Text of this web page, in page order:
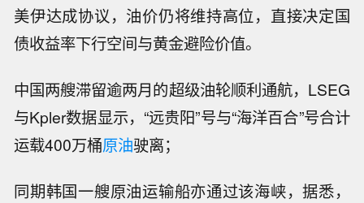
美伊达成协议，油价仍将维持高位，直接决定国
债收益率下行空间与黄金避险价值。
中国两艘滞留逾两月的超级油轮顺利通航，LSEG
与Kpler数据显示，“远贵阳”号与“海洋百合”号合计
运载400万桶原油驶离；
同期韩国一艘原油运输船亦通过该海峡，据悉，